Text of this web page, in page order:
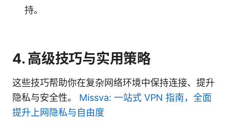
持。
4. 高级技巧与实用策略
这些技巧帮助你在复杂网络环境中保持连接、提升
隐私与安全性。 Missva: 一站式 VPN 指南，全面
提升上网隐私与自由度